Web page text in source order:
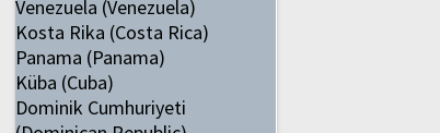
Venezuela (Venezuela)
Kosta Rika (Costa Rica)
Panama (Panama)
Küba (Cuba)
Dominik Cumhuriyeti